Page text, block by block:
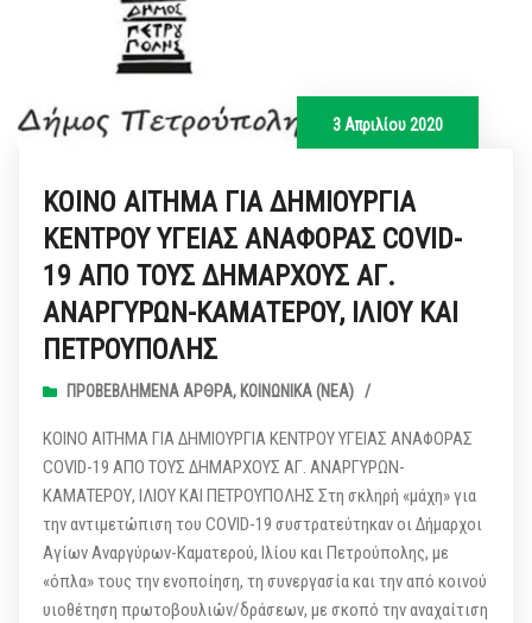
3 Απριλίου 2020
ΚΟΙΝΟ ΑΙΤΗΜΑ ΓΙΑ ΔΗΜΙΟΥΡΓΙΑ
ΚΕΝΤΡΟΥ ΥΓΕΙΑΣ ΑΝΑΦΟΡΑΣ COVID-
19 ΑΠΟ ΤΟΥΣ ΔΗΜΑΡΧΟΥΣ ΑΓ.
ΑΝΑΡΓΥΡΩΝ-ΚΑΜΑΤΕΡΟΥ, ΙΛΙΟΥ ΚΑΙ
ΠΕΤΡΟΥΠΟΛΗΣ
ΠΡΟΒΕΒΛΗΜΈΝΑ ΆΡΘΡΑ, ΚΟΙΝΩΝΙΚΆ (ΝΕΑ) /
ΚΟΙΝΟ ΑΙΤΗΜΑ ΓΙΑ ΔΗΜΙΟΥΡΓΙΑ ΚΕΝΤΡΟΥ ΥΓΕΙΑΣ ΑΝΑΦΟΡΑΣ
COVID-19 ΑΠΟ ΤΟΥΣ ΔΗΜΑΡΧΟΥΣ ΑΓ. ΑΝΑΡΓΥΡΩΝ-
ΚΑΜΑΤΕΡΟΥ, ΙΛΙΟΥ ΚΑΙ ΠΕΤΡΟΥΠΟΛΗΣ Στη σκληρή «μάχη» για
την αντιμετώπιση του CΟVID-19 συστρατεύτηκαν οι Δήμαρχοι
Αγίων Αναργύρων-Καματερού, Ιλίου και Πετρούπολης, με
«όπλα» τους την ενοποίηση, τη συνεργασία και την από κοινού
υιοθέτηση πρωτοβουλιών/δράσεων, με σκοπό την αναχαίτιση